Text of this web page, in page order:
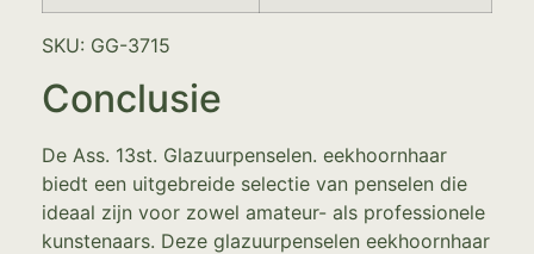
SKU: GG-3715
Conclusie
De Ass. 13st. Glazuurpenselen. eekhoornhaar
biedt een uitgebreide selectie van penselen die
ideaal zijn voor zowel amateur- als professionele
kunstenaars. Deze glazuurpenselen eekhoornhaar